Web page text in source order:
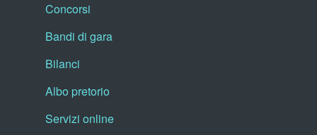
Concorsi
Bandi di gara
Bilanci
Albo pretorio
Servizi online